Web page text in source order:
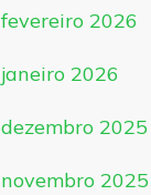
fevereiro 2026
janeiro 2026
dezembro 2025
novembro 2025